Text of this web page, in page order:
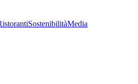
SostenibilitàMedia